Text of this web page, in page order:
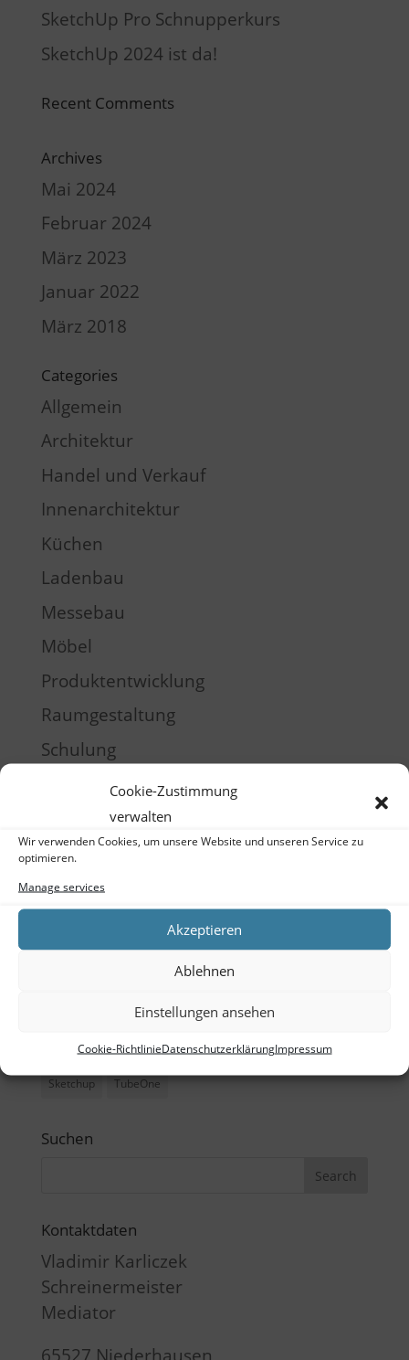
Cookie-Zustimmung
verwalten
Wir verwenden Cookies, um unsere Website und unseren Service zu
optimieren.
Manage services
Akzeptieren
Ablehnen
Einstellungen ansehen
Cookie-RichtlinieDatenschutzerklärungImpressum
SketchUp Pro Schnupperkurs
SketchUp 2024 ist da!
Recent Comments
Archives
Mai 2024
Februar 2024
März 2023
Januar 2022
März 2018
Categories
Allgemein
Architektur
Handel und Verkauf
Innenarchitektur
Küchen
Ladenbau
Messebau
Möbel
Produktentwicklung
Raumgestaltung
Schulung
Log in
Entries feed
Comments feed
CAD Ladenbau Outdoor Schreibtisch
Sketchup TubeOne
Suchen
Kontaktdaten
Vladimir Karliczek
Schreinermeister
Mediator
65527 Niederhausen